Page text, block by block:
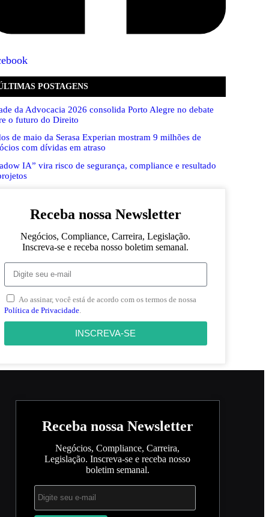
POSTAGENS
da Advocacia 2026 consolida Porto Alegre no debate
o futuro do Direito
de maio da Serasa Experian mostram 9 milhões de
com dívidas em atraso
IA” vira risco de segurança, compliance e resultado
Receba nossa Newsletter
Negócios, Compliance, Carreira, Legislação.
Inscreva-se e receba nosso boletim semanal.
Ao assinar, você está de acordo com os termos de nossa
Política de Privacidade.
INSCREVA-SE
Receba nossa Newsletter
Negócios, Compliance, Carreira,
Legislação. Inscreva-se e receba nosso
boletim semanal.